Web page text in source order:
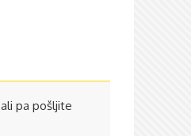
ali pa pošljite